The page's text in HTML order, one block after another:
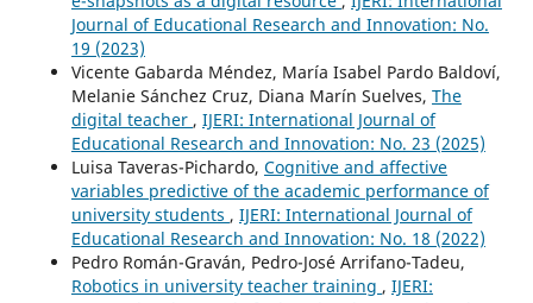
Journal of Educational Research and Innovation: No.
19 (2023)
Vicente Gabarda Méndez, María Isabel Pardo Baldoví,
Melanie Sánchez Cruz, Diana Marín Suelves, The
digital teacher , IJERI: International Journal of
Educational Research and Innovation: No. 23 (2025)
Luisa Taveras-Pichardo, Cognitive and affective
variables predictive of the academic performance of
university students , IJERI: International Journal of
Educational Research and Innovation: No. 18 (2022)
Pedro Román-Graván, Pedro-José Arrifano-Tadeu,
Robotics in university teacher training , IJERI: